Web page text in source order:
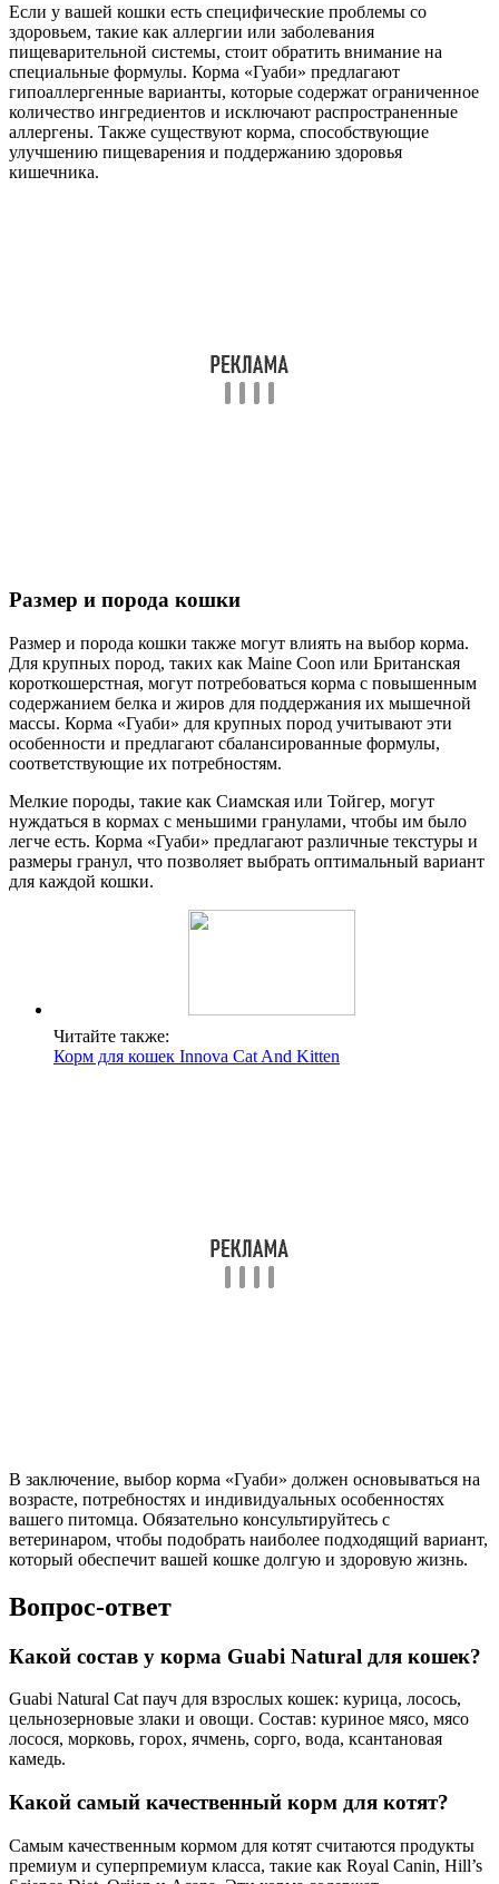
Если у вашей кошки есть специфические проблемы со
здоровьем, такие как аллергии или заболевания
пищеварительной системы, стоит обратить внимание на
специальные формулы. Корма «Гуаби» предлагают
гипоаллергенные варианты, которые содержат ограниченное
количество ингредиентов и исключают распространенные
аллергены. Также существуют корма, способствующие
улучшению пищеварения и поддержанию здоровья
кишечника.
Размер и порода кошки
Размер и порода кошки также могут влиять на выбор корма.
Для крупных пород, таких как Maine Coon или Британская
короткошерстная, могут потребоваться корма с повышенным
содержанием белка и жиров для поддержания их мышечной
массы. Корма «Гуаби» для крупных пород учитывают эти
особенности и предлагают сбалансированные формулы,
соответствующие их потребностям.
Мелкие породы, такие как Сиамская или Тойгер, могут
нуждаться в кормах с меньшими гранулами, чтобы им было
легче есть. Корма «Гуаби» предлагают различные текстуры и
размеры гранул, что позволяет выбрать оптимальный вариант
для каждой кошки.
Читайте также:
Корм для кошек Innova Cat And Kitten
В заключение, выбор корма «Гуаби» должен основываться на
возрасте, потребностях и индивидуальных особенностях
вашего питомца. Обязательно консультируйтесь с
ветеринаром, чтобы подобрать наиболее подходящий вариант,
который обеспечит вашей кошке долгую и здоровую жизнь.
Вопрос-ответ
Какой состав у корма Guabi Natural для кошек?
Guabi Natural Cat пауч для взрослых кошек: курица, лосось,
цельнозерновые злаки и овощи. Состав: куриное мясо, мясо
лосося, морковь, горох, ячмень, сорго, вода, ксантановая
камедь.
Какой самый качественный корм для котят?
Самым качественным кормом для котят считаются продукты
премиум и суперпремиум класса, такие как Royal Canin, Hill’s